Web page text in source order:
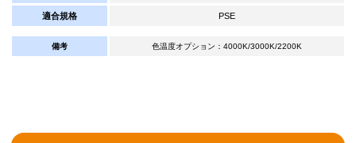
適合規格 PSE
備考 色温度オプション：4000K/3000K/2200K